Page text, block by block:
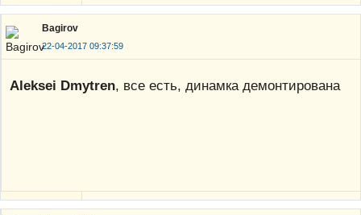
Bagirov
22-04-2017 09:37:59
Aleksei Dmytren, все есть, динамка демонтирована